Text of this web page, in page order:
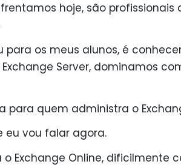
hoje, são profissionais
os meus alunos, é
Server, dominamos
para quem administra o
eu vou falar agora.
Exchange Online, dificilmente